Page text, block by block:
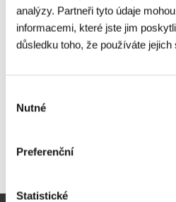
analýzy. Partneři tyto údaje
informacemi, které jste jim
důsledku toho, že používáte jejich
souhlasu
Nutné
Preferenční
Statistické